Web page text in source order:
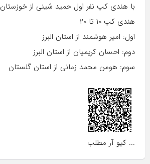
با هندی کپ نفر اول حمید شینی از خوزستان
هندی کپ ۱۰ تا ۲۰
اول: امیر هوشمند از استان البرز
دوم: احسان کریمیان از استان البرز
سوم: هومن محمد زمانی از استان گلستان
... کیو آر مطلب